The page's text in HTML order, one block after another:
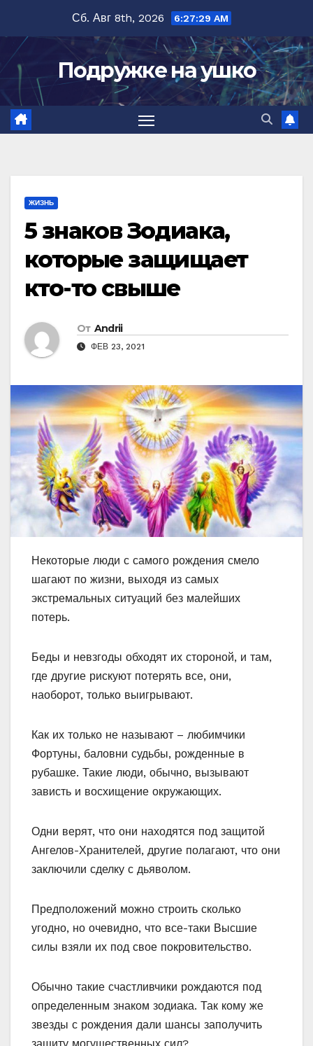
содержимому
Сб. Авг 8th, 2026 6:27:30 AM
Подружке на ушко
ЖИЗНЬ
5 знаков Зодиака,
которые защищает
кто-то свыше
От Andrii
ФЕВ 23, 2021
Некоторые люди с самого рождения смело
шагают по жизни, выходя из самых
экстремальных ситуаций без малейших
потерь.
Беды и невзгоды обходят их стороной, и там,
где другие рискуют потерять все, они,
наоборот, только выигрывают.
Как их только не называют – любимчики
Фортуны, баловни судьбы, рожденные в
рубашке. Такие люди, обычно, вызывают
зависть и восхищение окружающих.
Одни верят, что они находятся под защитой
Ангелов-Хранителей, другие полагают, что они
заключили сделку с дьяволом.
Предположений можно строить сколько
угодно, но очевидно, что все-таки Высшие
силы взяли их под свое покровительство.
Обычно такие счастливчики рождаются под
определенным знаком зодиака. Так кому же
звезды с рождения дали шансы заполучить